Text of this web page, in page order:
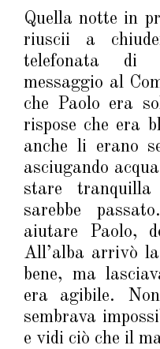
Quella notte in
riuscii a
telefonata di
messaggio al
che Paolo era
rispose che era
anche li erano
asciugando
stare
sarebbe
aiutare Paolo,
All’alba arrivò
bene, ma
era agibile.
sembrava
e vidi ciò che il